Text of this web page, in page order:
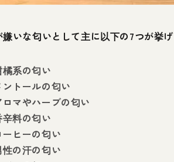
いな匂いとして主に以下の7つが挙げ
橘系の匂い
ントールの匂い
ロマやハーブの匂い
辛料の匂い
ーヒーの匂い
性の汗の匂い